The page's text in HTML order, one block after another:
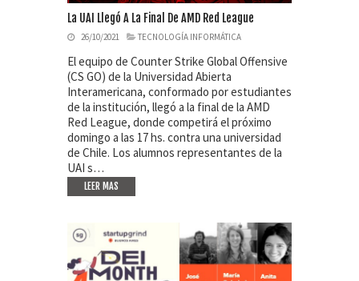
La UAI Llegó A La Final De AMD Red League
26/10/2021 TECNOLOGÍA INFORMÁTICA
El equipo de Counter Strike Global Offensive
(CS GO) de la Universidad Abierta
Interamericana, conformado por estudiantes
de la institución, llegó a la final de la AMD
Red League, donde competirá el próximo
domingo a las 17 hs. contra una universidad
de Chile. Los alumnos representantes de la
UAI s…
LEER MAS